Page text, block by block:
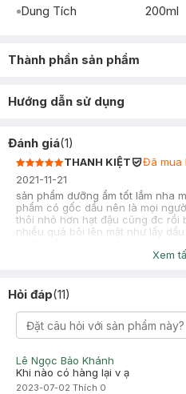
Dung Tích
200ml
Thành phần sản phẩm
Hướng dẫn sử dụng
Đánh giá(1)
THANH KIỆT
Đã mua
2021-11-21
sản phẩm dưỡng ẩm tốt lắm nha
phẩm có gốc dầu nên là mọi
thôi nhỏ hơn hạt đậu cũng đc rồi
nhiều quá bôi lên mặt như lấy
Xem
Hỏi đáp(11)
Lê Ngọc Bảo Khánh
Khi nào có hàng lại v ạ
2023-07-02 Thích 0